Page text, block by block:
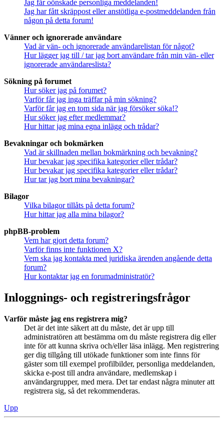
Jag får oönskade personliga meddelanden!
Jag har fått skräppost eller anstötliga e-postmeddelanden från
någon på detta forum!
Vänner och ignorerade användare
Vad är vän- och ignorerade användarelistan för något?
Hur lägger jag till / tar jag bort användare från min vän- eller
ignorerade användareslista?
Sökning på forumet
Hur söker jag på forumet?
Varför får jag inga träffar på min sökning?
Varför får jag en tom sida när jag försöker söka!?
Hur söker jag efter medlemmar?
Hur hittar jag mina egna inlägg och trådar?
Bevakningar och bokmärken
Vad är skillnaden mellan bokmärkning och bevakning?
Hur bevakar jag specifika kategorier eller trådar?
Hur bevakar jag specifika kategorier eller trådar?
Hur tar jag bort mina bevakningar?
Bilagor
Vilka bilagor tillåts på detta forum?
Hur hittar jag alla mina bilagor?
phpBB-problem
Vem har gjort detta forum?
Varför finns inte funktionen X?
Vem ska jag kontakta med juridiska ärenden angående detta
forum?
Hur kontaktar jag en forumadministratör?
Inloggnings- och registreringsfrågor
Varför måste jag ens registrera mig?
Det är det inte säkert att du måste, det är upp till
administratören att bestämma om du måste registrera dig eller
inte för att kunna skriva och/eller läsa inlägg. Men registrering
ger dig tillgång till utökade funktioner som inte finns för
gäster som till exempel profilbilder, personliga meddelanden,
skicka e-post till andra användare, medlemskap i
användargrupper, med mera. Det tar endast några minuter att
registrera sig, så det rekommenderas.
Upp